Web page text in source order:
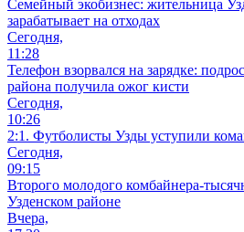
Семейный экобизнес: жительница
зарабатывает на отходах
Сегодня,
11:28
Телефон взорвался на зарядке:
района получила ожог кисти
Сегодня,
10:26
2:1. Футболисты Узды уступили
Сегодня,
09:15
Второго молодого комбайнера-
Узденском районе
Вчера,